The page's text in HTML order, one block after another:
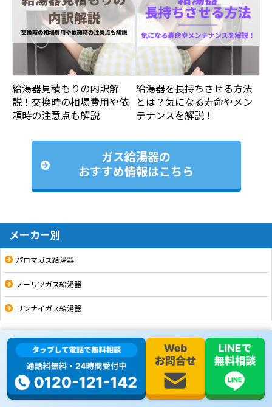
給湯器見積もりの内訳解
説！交換時の相場費用や依
頼時の注意点も解説
給湯器を長持ちさせる方法
とは？気になる寿命やメン
テナンスを解説！
ガス給湯器の
おすすめ情報はこちら
メーカー別
パロマガス給湯器
ノーリツガス給湯器
リンナイガス給湯器
シリーズ・機能リスト
16号
20号